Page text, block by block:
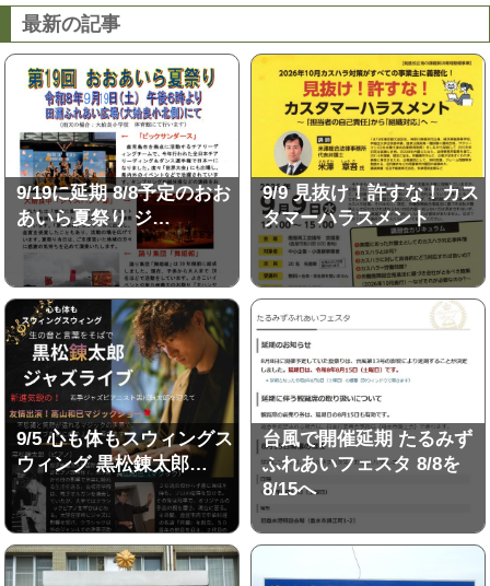
最新の記事
9/19に延期 8/8予定のおお
あいら夏祭り ジ…
9/9 見抜け！許すな！カス
タマーハラスメント
9/5 心も体もスウィングス
ウィング 黒松錬太郎…
台風で開催延期 たるみず
ふれあいフェスタ 8/8を
8/15へ